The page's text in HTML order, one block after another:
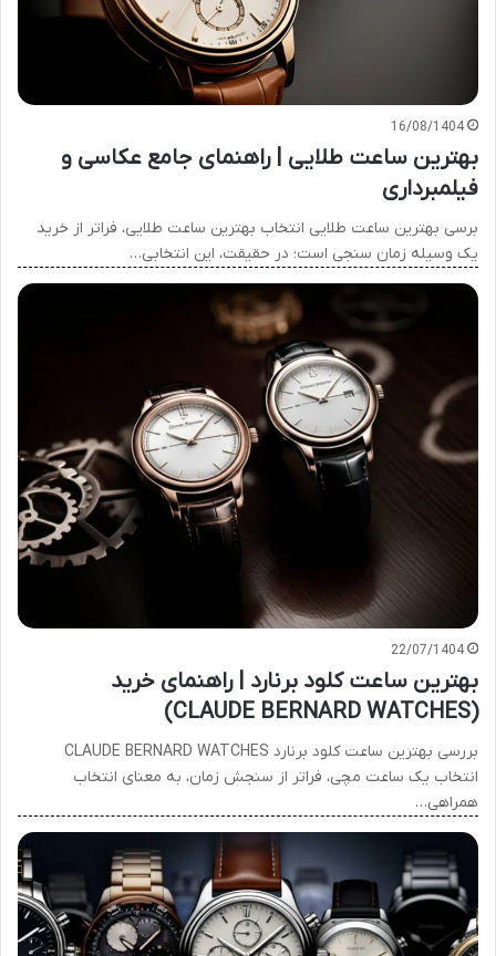
16/08/1404
بهترین ساعت طلایی | راهنمای جامع عکاسی و
فیلمبرداری
برسی بهترین ساعت طلایی انتخاب بهترین ساعت طلایی، فراتر از خرید
یک وسیله زمان سنجی است؛ در حقیقت، این انتخابی…
22/07/1404
بهترین ساعت کلود برنارد | راهنمای خرید
(CLAUDE BERNARD WATCHES)
بررسی بهترین ساعت کلود برنارد CLAUDE BERNARD WATCHES
انتخاب یک ساعت مچی، فراتر از سنجش زمان، به معنای انتخاب
همراهی…